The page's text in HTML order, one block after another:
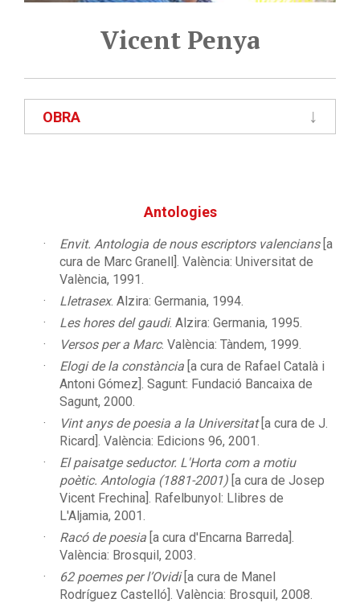
Vicent Penya
OBRA
Antologies
Envit. Antologia de nous escriptors valencians[a
cura de Marc Granell]. València: Universitat de
València, 1991.
Lletrasex. Alzira: Germania, 1994.
Les hores del gaudi. Alzira: Germania, 1995.
Versos per a Marc. València: Tàndem, 1999.
Elogi de la constància [a cura de Rafael Català i
Antoni Gómez]. Sagunt: Fundació Bancaixa de
Sagunt, 2000.
Vint anys de poesia a la Universitat[a cura de J.
Ricard]. València: Edicions 96, 2001.
El paisatge seductor. L'Horta com a motiu
poètic. Antologia (1881-2001) [a cura de Josep
Vicent Frechina]. Rafelbunyol: Llibres de
L'Aljamia, 2001.
Racó de poesia [a cura d'Encarna Barreda].
València: Brosquil, 2003.
62 poemes per l’Ovidi[a cura de Manel
Rodríguez Castelló]. València: Brosquil, 2008.